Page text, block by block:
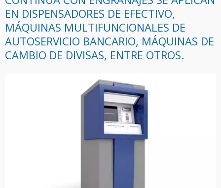
EN DISPENSADORES DE EFECTIVO,
MÁQUINAS MULTIFUNCIONALES DE
AUTOSERVICIO BANCARIO, MÁQUINAS DE
CAMBIO DE DIVISAS, ENTRE OTROS.